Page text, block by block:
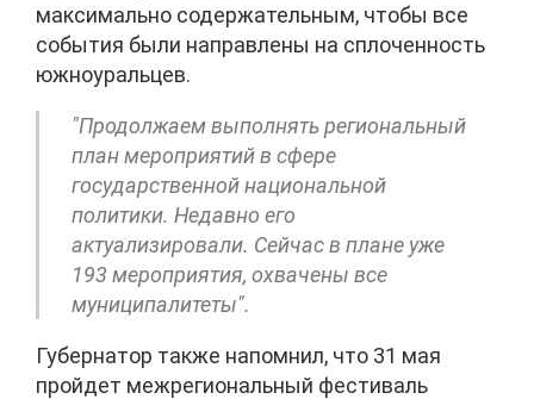
максимально содержательным, чтобы все
события были направлены на сплоченность
южноуральцев.
"Продолжаем выполнять региональный
план мероприятий в сфере
государственной национальной
политики. Недавно его
актуализировали. Сейчас в плане уже
193 мероприятия, охвачены все
муниципалитеты".
Губернатор также напомнил, что 31 мая
пройдет межрегиональный фестиваль